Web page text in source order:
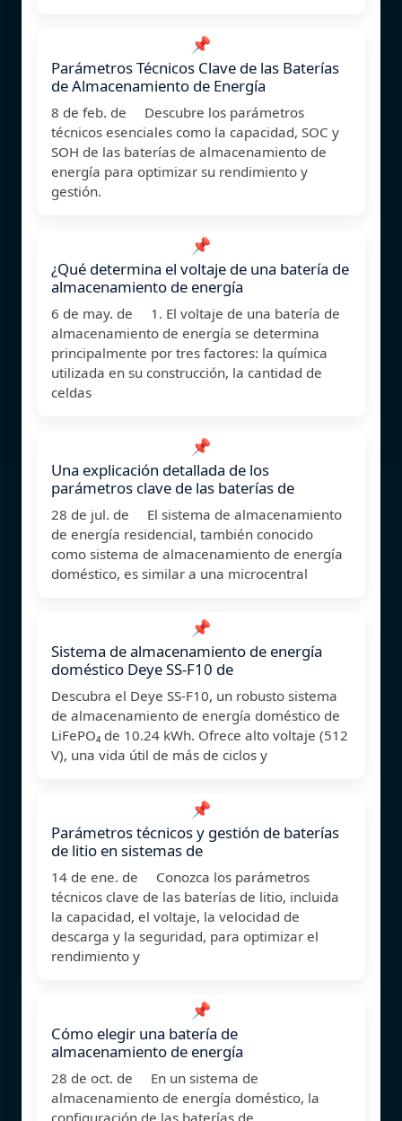
📌
Parámetros Técnicos Clave de las Baterías
de Almacenamiento de Energía
8 de feb. de Descubre los parámetros
técnicos esenciales como la capacidad, SOC y
SOH de las baterías de almacenamiento de
energía para optimizar su rendimiento y
gestión.
📌
¿Qué determina el voltaje de una batería de
almacenamiento de energía
6 de may. de 1. El voltaje de una batería de
almacenamiento de energía se determina
principalmente por tres factores: la química
utilizada en su construcción, la cantidad de
celdas
📌
Una explicación detallada de los
parámetros clave de las baterías de
28 de jul. de El sistema de almacenamiento
de energía residencial, también conocido
como sistema de almacenamiento de energía
doméstico, es similar a una microcentral
📌
Sistema de almacenamiento de energía
doméstico Deye SS-F10 de
Descubra el Deye SS-F10, un robusto sistema
de almacenamiento de energía doméstico de
LiFePO₄ de 10.24 kWh. Ofrece alto voltaje (512
V), una vida útil de más de ciclos y
📌
Parámetros técnicos y gestión de baterías
de litio en sistemas de
14 de ene. de Conozca los parámetros
técnicos clave de las baterías de litio, incluida
la capacidad, el voltaje, la velocidad de
descarga y la seguridad, para optimizar el
rendimiento y
📌
Cómo elegir una batería de
almacenamiento de energía
28 de oct. de En un sistema de
almacenamiento de energía doméstico, la
configuración de las baterías de